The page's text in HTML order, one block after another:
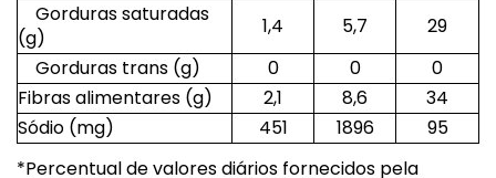
Gorduras saturadas
(g)
1,4 5,7
29
Gorduras trans (g)
0 0
0
Fibras alimentares (g)
2,1 8,6
34
Sódio (mg)
451 1896
95
*Percentual de valores diários fornecidos pela